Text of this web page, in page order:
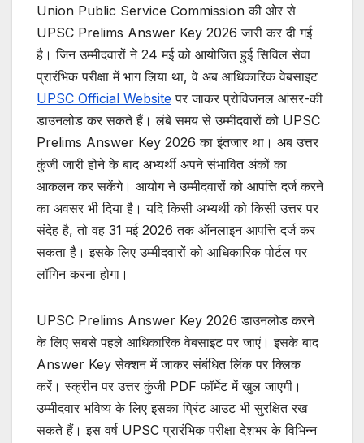
Union Public Service Commission की ओर से
UPSC Prelims Answer Key 2026 जारी कर दी गई
है। जिन उम्मीदवारों ने 24 मई को आयोजित हुई सिविल सेवा
प्रारंभिक परीक्षा में भाग लिया था, वे अब आधिकारिक वेबसाइट
UPSC Official Website पर जाकर प्रोविजनल आंसर-की
डाउनलोड कर सकते हैं। लंबे समय से उम्मीदवारों को UPSC
Prelims Answer Key 2026 का इंतजार था। अब उत्तर
कुंजी जारी होने के बाद अभ्यर्थी अपने संभावित अंकों का
आकलन कर सकेंगे। आयोग ने उम्मीदवारों को आपत्ति दर्ज करने
का अवसर भी दिया है। यदि किसी अभ्यर्थी को किसी उत्तर पर
संदेह है, तो वह 31 मई 2026 तक ऑनलाइन आपत्ति दर्ज कर
सकता है। इसके लिए उम्मीदवारों को आधिकारिक पोर्टल पर
लॉगिन करना होगा।
UPSC Prelims Answer Key 2026 डाउनलोड करने
के लिए सबसे पहले आधिकारिक वेबसाइट पर जाएं। इसके बाद
Answer Key सेक्शन में जाकर संबंधित लिंक पर क्लिक
करें। स्क्रीन पर उत्तर कुंजी PDF फॉर्मेट में खुल जाएगी।
उम्मीदवार भविष्य के लिए इसका प्रिंट आउट भी सुरक्षित रख
सकते हैं। इस वर्ष UPSC प्रारंभिक परीक्षा देशभर के विभिन्न